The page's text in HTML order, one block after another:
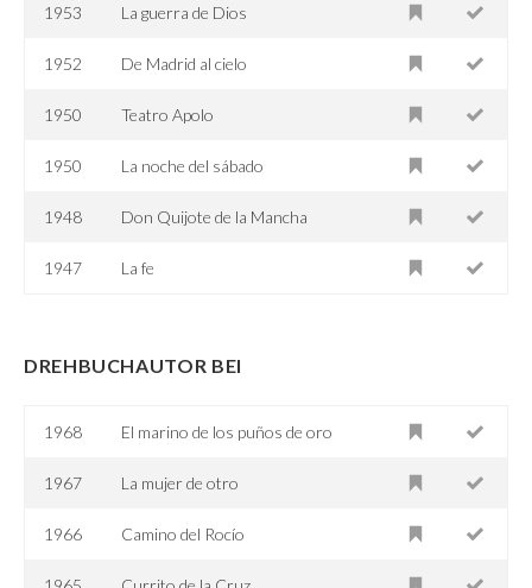
1953 La guerra de Dios
1952 De Madrid al cielo
1950 Teatro Apolo
1950 La noche del sábado
1948 Don Quijote de la Mancha
1947 La fe
DREHBUCHAUTOR BEI
1968 El marino de los puños de oro
1967 La mujer de otro
1966 Camino del Rocío